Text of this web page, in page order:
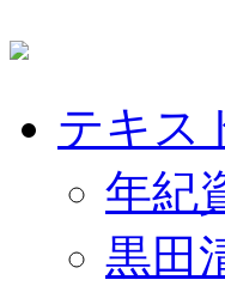
テキス
年紀
黒田